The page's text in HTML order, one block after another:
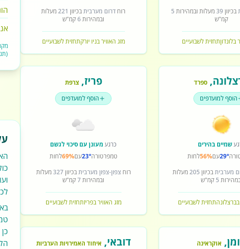
בכיוון39מעלות ובמהירות 5
קמ"ש
בלונדוןתחזית לשבועיים
רוח דרום מערביתבכיוון 221מעלות
ובמהירות6קמ"ש
מזג האוויר בניו יורקתחזית לשבועיים
,ספרד
הוסף למועדפים
שמיים בהירים
29°עם56%לחות
מערביתבכיוון 205מעלות
5 קמ"ש
בברצלונהתחזית לשבועיים
פריז,צרפת
הוסף למועדפים
כרגעמעונן עם סיכוי לגשם
טמפרטורה23°עם69%לחות
רוחצפון-צפון מערביתבכיוון327מעלות
ובמהירות7קמ"ש
מזג האוויר בפריזתחזית לשבועיים
, אוקראינה
דובאי, איחוד האמירויות הערביות